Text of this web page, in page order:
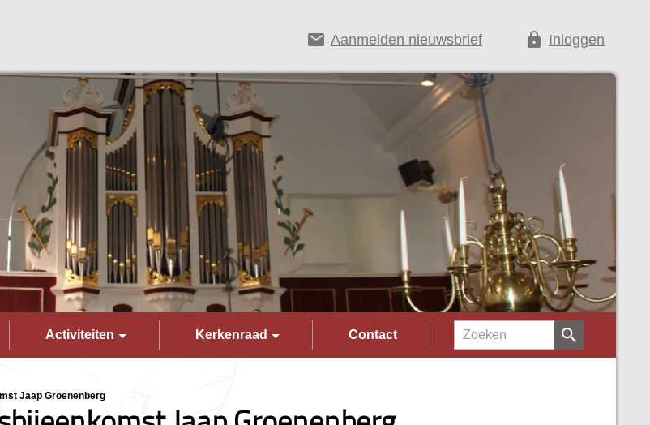
email Aanmelden nieuwsbrief lock Inloggen
Activiteiten Kerkenraad Contact
Jaap Groenenberg